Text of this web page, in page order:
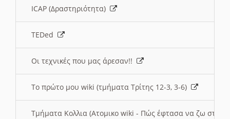
ICAP (Δραστηριότητα)
TEDed
Οι τεχνικές που μας άρεσαν!!
Το πρώτο μου wiki (τμήματα Τρίτης 12-3, 3-6)
Τμήματα Κολλια (Ατομικο wiki - Πώς έφτασα να ζω στην